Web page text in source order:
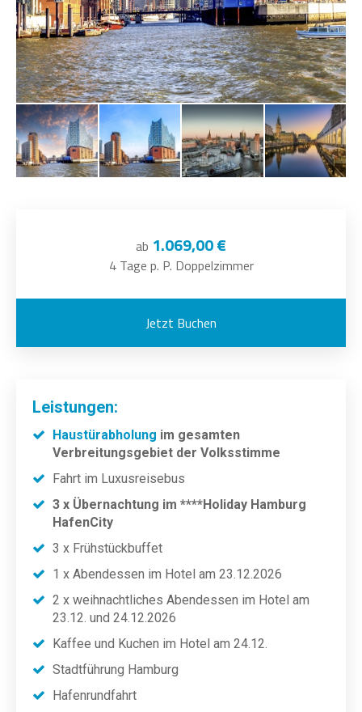
ab 1.069,00 €
4 Tage p. P. Doppelzimmer
Jetzt Buchen
Leistungen:
Haustürabholung im gesamten
Verbreitungsgebiet der Volksstimme
Fahrt im Luxusreisebus
3 x Übernachtung im ****Holiday Hamburg
HafenCity
3 x Frühstückbuffet
1 x Abendessen im Hotel am 23.12.2026
2 x weihnachtliches Abendessen im Hotel am
23.12. und 24.12.2026
Kaffee und Kuchen im Hotel am 24.12.
Stadtführung Hamburg
Hafenrundfahrt